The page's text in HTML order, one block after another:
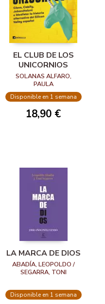
EL CLUB DE LOS
UNICORNIOS
SOLANAS ALFARO,
PAULA
Disponible en 1 semana
18,90 €
LA MARCA DE DIOS
ABADÍA, LEOPOLDO /
SEGARRA, TONI
Disponible en 1 semana